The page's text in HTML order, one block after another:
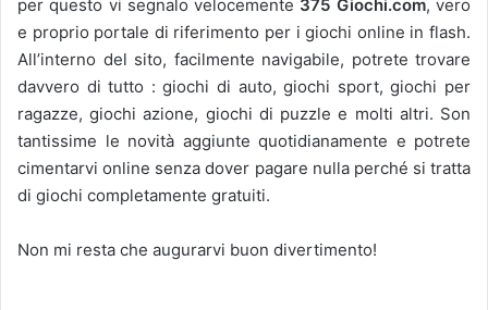
per questo vi segnalo velocemente 375 Giochi.com, vero
e proprio portale di riferimento per i giochi online in flash.
All’interno del sito, facilmente navigabile, potrete trovare
davvero di tutto : giochi di auto, giochi sport, giochi per
ragazze, giochi azione, giochi di puzzle e molti altri. Son
tantissime le novità aggiunte quotidianamente e potrete
cimentarvi online senza dover pagare nulla perché si tratta
di giochi completamente gratuiti.
Non mi resta che augurarvi buon divertimento!